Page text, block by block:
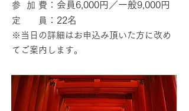
参 加 費 ：会員6,000円／一般9,000円
定 員 ：22名
※当日の詳細はお申込み頂いた 方に改め
てご案内します。